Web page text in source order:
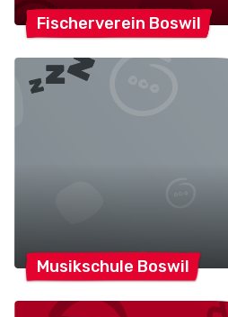
Fischerverein Boswil
Musikschule Boswil